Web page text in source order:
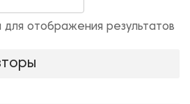
для отображения результатов